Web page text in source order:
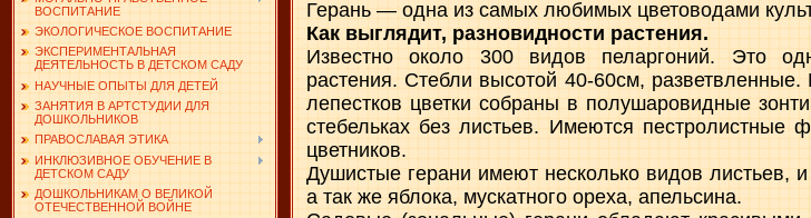
ВОСПИТАНИЕ
ЭКОЛОГИЧЕСКОЕ ВОСПИТАНИЕ
ЭКСПЕРИМЕНТАЛЬНАЯ
ДЕЯТЕЛЬНОСТЬ В ДЕТСКОМ САДУ
НАУЧНЫЕ ОПЫТЫ ДЛЯ ДЕТЕЙ
ЗАНЯТИЯ В АРТСТУДИИ ДЛЯ
ДОШКОЛЬНИКОВ
ПРАВОСЛАВАЯ ЭТИКА
ИНКЛЮЗИВНОЕ ОБУЧЕНИЕ В
ДЕТСКОМ САДУ
ДОШКОЛЬНИКАМ О ВЕЛИКОЙ
ОТЕЧЕСТВЕННОЙ ВОЙНЕ
Герань — одна из самых любимых цветоводами
Как выглядит, разновидности растения.
Известно около 300 видов пеларгоний. Это
растения. Стебли высотой 40-60см, разветвленные.
лепестков цветки собраны в полушаровидные
стебельках без листьев. Имеются
цветников.
Душистые герани имеют несколько видов листьев,
а так же яблока, мускатного ореха, апельсина.